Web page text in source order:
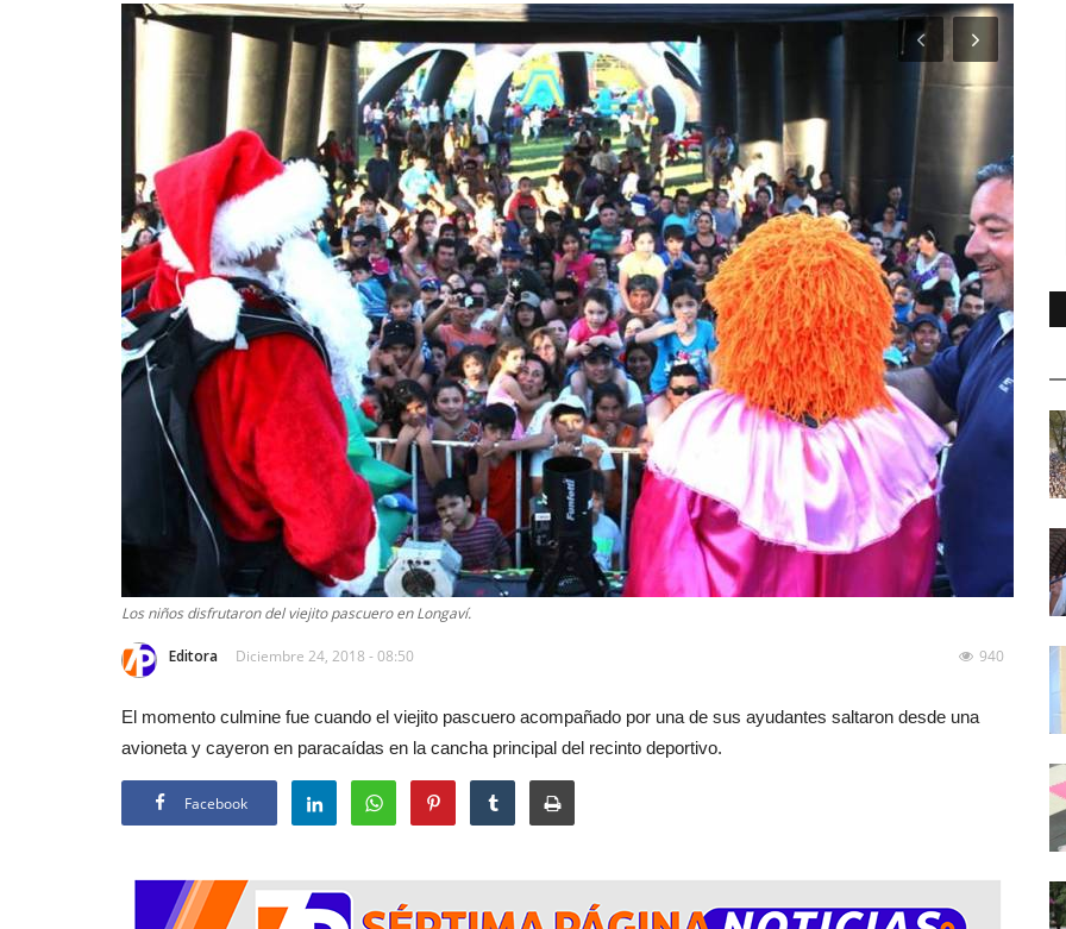
Los niños disfrutaron del viejito pascuero en Longaví.
Editora Diciembre 24, 2018 - 08:50 940
El momento culmine fue cuando el viejito pascuero acompañado por una de sus ayudantes saltaron desde una
avioneta y cayeron en paracaídas en la cancha principal del recinto deportivo.
Facebook